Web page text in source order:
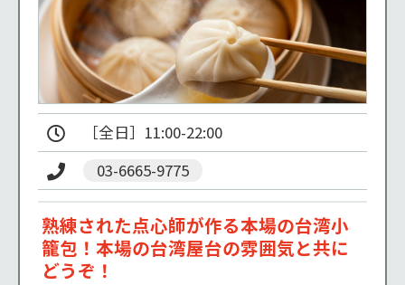
03-6665-9775
熟練された点心師が作る本場の台湾小
籠包！本場の台湾屋台の雰囲気と共に
どうぞ！